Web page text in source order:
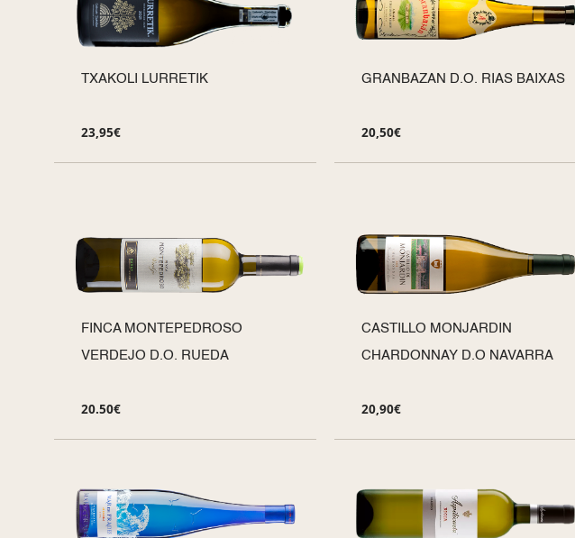
TXAKOLI LURRETIK
23,95€
GRANBAZAN D.O. RIAS BAIXAS
20,50€
FINCA MONTEPEDROSO
VERDEJO D.O. RUEDA
20.50€
CASTILLO MONJARDIN
CHARDONNAY D.O NAVARRA
20,90€